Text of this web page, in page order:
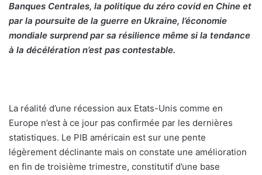
Banques Centrales, la politique du zéro covid en Chine et
par la poursuite de la guerre en Ukraine, l’économie
mondiale surprend par sa résilience même si la tendance
à la décélération n’est pas contestable.
La réalité d’une récession aux Etats-Unis comme en
Europe n’est à ce jour pas confirmée par les dernières
statistiques. Le PIB américain est sur une pente
légèrement déclinante mais on constate une amélioration
en fin de troisième trimestre, constitutif d’une base